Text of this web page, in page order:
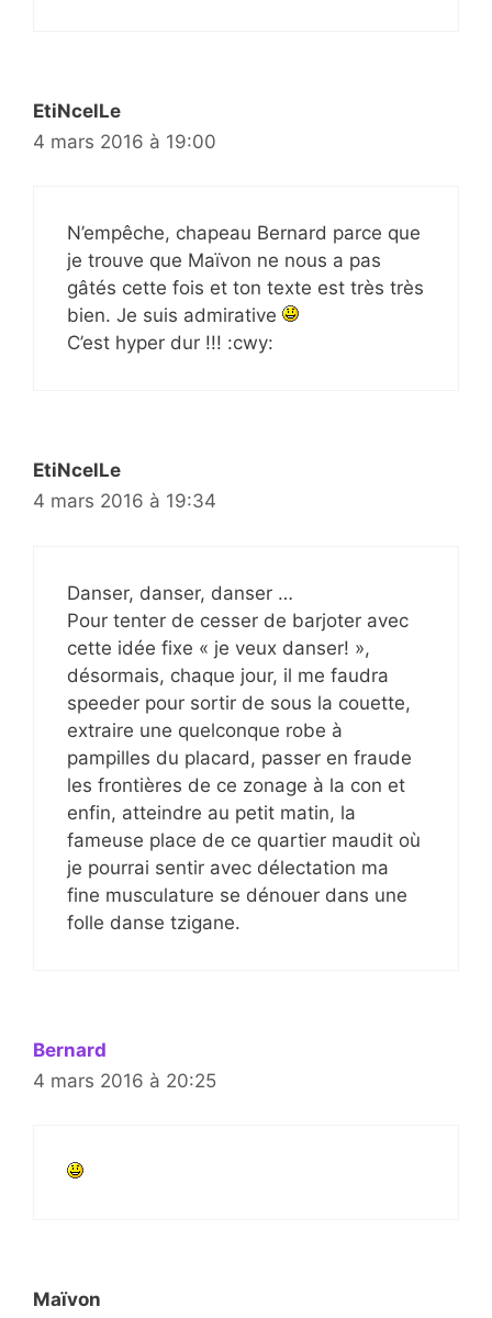
EtiNcelLe
4 mars 2016 à 19:00
N’empêche, chapeau Bernard parce que
je trouve que Maïvon ne nous a pas
gâtés cette fois et ton texte est très très
bien. Je suis admirative
C’est hyper dur !!! :cwy:
EtiNcelLe
4 mars 2016 à 19:34
Danser, danser, danser …
Pour tenter de cesser de barjoter avec
cette idée fixe « je veux danser! »,
désormais, chaque jour, il me faudra
speeder pour sortir de sous la couette,
extraire une quelconque robe à
pampilles du placard, passer en fraude
les frontières de ce zonage à la con et
enfin, atteindre au petit matin, la
fameuse place de ce quartier maudit où
je pourrai sentir avec délectation ma
fine musculature se dénouer dans une
folle danse tzigane.
Bernard
4 mars 2016 à 20:25
Maïvon